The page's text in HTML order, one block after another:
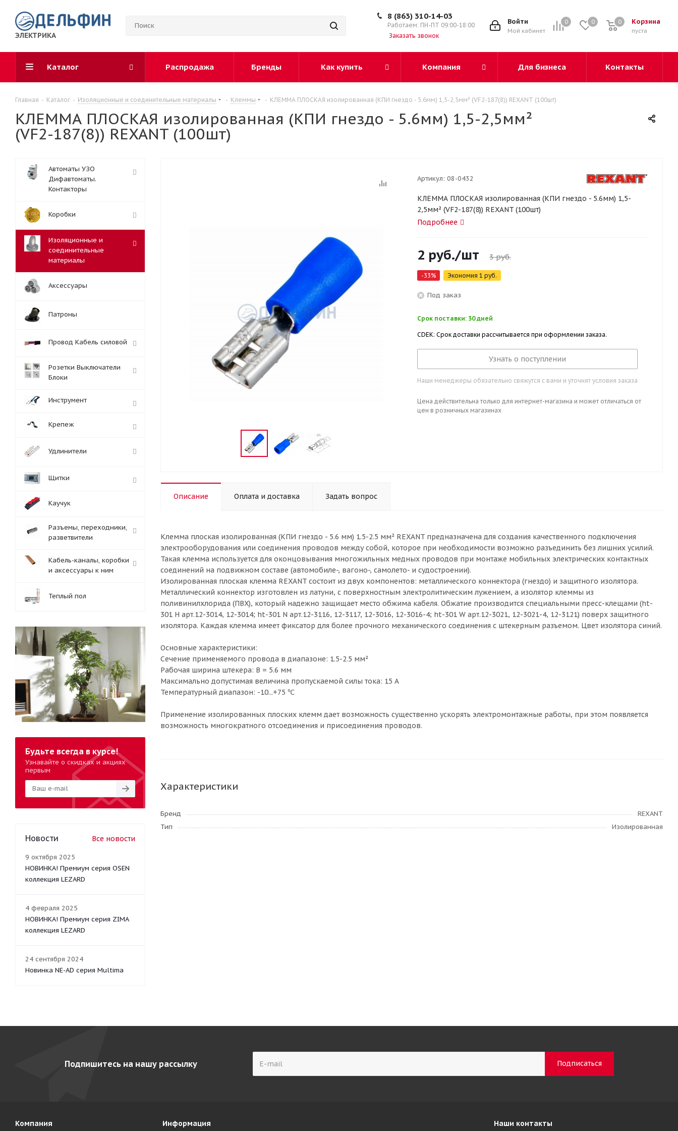
ЭЛЕКТРИКА
0 0 Корзина
пуста
0
Войти
Мой кабинет
8 (863) 310-14-03
Работаем: ПН-ПТ 09:00-18:00
Заказать звонок
Каталог Распродажа Бренды Как купить Компания Для бизнеса Контакты
Главная - Каталог - Изоляционные и соединительные материалы - Клеммы - КЛЕММА ПЛОСКАЯ изолированная (КПИ гнездо - 5.6мм) 1,5-2,5мм² (VF2-187(8)) REXANT (100шт)
КЛЕММА ПЛОСКАЯ изолированная (КПИ гнездо - 5.6мм) 1,5-2,5мм²
(VF2-187(8)) REXANT (100шт)
Артикул: 08-0432
КЛЕММА ПЛОСКАЯ изолированная (КПИ гнездо - 5.6мм) 1,5-
2,5мм² (VF2-187(8)) REXANT (100шт)
Подробнее
2 руб./шт 3руб.
-33% Экономия 1 руб.
Под заказ
Срок поставки: 30 дней
CDEK: Срок доставки рассчитывается при оформлении заказа.
Узнать о поступлении
Наши менеджеры обязательно свяжутся с вами и уточнят условия заказа
Цена действительна только для интернет-магазина и может отличаться от
цен в розничных магазинах
Описание Оплата и доставка Задать вопрос
Клемма плоская изолированная (КПИ гнездо - 5.6 мм) 1.5-2.5 мм² REXANT предназначена для создания качественного подключения
электрооборудования или соединения проводов между собой, которое при необходимости возможно разъединить без лишних усилий.
Такая клемма используется для оконцовывания многожильных медных проводов при монтаже мобильных электрических контактных
соединений на подвижном составе (автомобиле-, вагоно-, самолето- и судостроении).
Изолированная плоская клемма REXANT состоит из двух компонентов: металлического коннектора (гнездо) и защитного изолятора.
Металлический коннектор изготовлен из латуни, с поверхностным электролитическим лужением, а изолятор клеммы из
поливинилхлорида (ПВХ), который надежно защищает место обжима кабеля. Обжатие производится специальными пресс-клещами (ht-
301 H арт.12-3014, 12-3014; ht-301 N арт.12-3116, 12-3117, 12-3016, 12-3016-4; ht-301 W арт.12-3021, 12-3021-4, 12-3121) поверх защитного
изолятора. Каждая клемма имеет фиксатор для более прочного механического соединения с штекерным разъемом. Цвет изолятора синий.
Основные характеристики:
Сечение применяемого провода в диапазоне: 1.5-2.5 мм²
Рабочая ширина штекера: B = 5.6 мм
Максимально допустимая величина пропускаемой силы тока: 15 А
Температурный диапазон: -10...+75 ℃
Применение изолированных плоских клемм дает возможность существенно ускорять электромонтажные работы, при этом появляется
возможность многократного отсоединения и присоединения проводов.
Характеристики
Бренд
REXANT
Тип
Изолированная
Автоматы УЗО
Дифавтоматы.
Контакторы
Коробки
Изоляционные и
соединительные
материалы
Аксессуары
Патроны
Провод Кабель силовой
Розетки Выключатели
Блоки
Инструмент
Крепеж
Удлинители
Щитки
Каучук
Разъемы, переходники,
разветвители
Кабель-каналы, коробки
и аксессуары к ним
Теплый пол
Будьте всегда в курсе!
Узнавайте о скидках и акциях
первым
Новости Все новости
9 октября 2025
НОВИНКА! Премиум серия OSEN
коллекция LEZARD
4 февраля 2025
НОВИНКА! Премиум серия ZIMA
коллекция LEZARD
24 сентября 2024
Новинка NE-AD серия Multima
Подпишитесь на нашу рассылку
Компания Информация Наши контакты